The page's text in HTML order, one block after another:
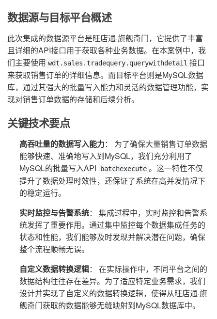
数据源与目标平台概述
此次集成的数据源平台是旺店通·旗舰奇门，它提供了丰富
且详细的API接口用于获取各种业务数据。在本案例中，我
们主要使用 wdt.sales.tradequery.querywithdetail 接口
来获取销售订单的详细信息。而目标平台则是MySQL数据
库，通过其强大的批量写入能力和灵活的数据管理功能，实
现对销售订单数据的存储和后续分析。
关键技术要点
高吞吐量的数据写入能力： 为了确保大量销售订单数据
能够快速、准确地写入到MySQL，我们充分利用了
MySQL的批量写入API
batchexecute 。这一特性不仅
提升了数据处理时效性，还保证了系统在高并发情况下
的稳定运行。
实时监控与告警系统： 集成过程中，实时监控和告警系
统发挥了重要作用。通过集中监控每个数据集成任务的
状态和性能，我们能够及时发现并解决潜在问题，确保
整个流程顺畅无误。
自定义数据转换逻辑： 在实际操作中，不同平台之间的
数据结构往往存在差异。为了适应特定业务需求，我们
设计并实现了自定义的数据转换逻辑，使得从旺店通·旗
舰奇门获取的数据能够无缝映射到MySQL数据库中。